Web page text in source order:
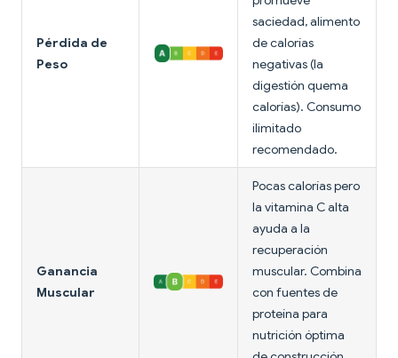
Pérdida de
Peso
saciedad, alimento
de calorías
negativas (la
digestión quema
calorías). Consumo
ilimitado
recomendado.
Ganancia
Muscular
Pocas calorías pero
la vitamina C alta
ayuda a la
recuperación
muscular. Combina
con fuentes de
proteína para
nutrición óptima